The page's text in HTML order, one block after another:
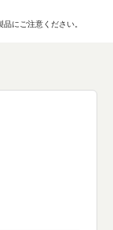
品にご注意ください。